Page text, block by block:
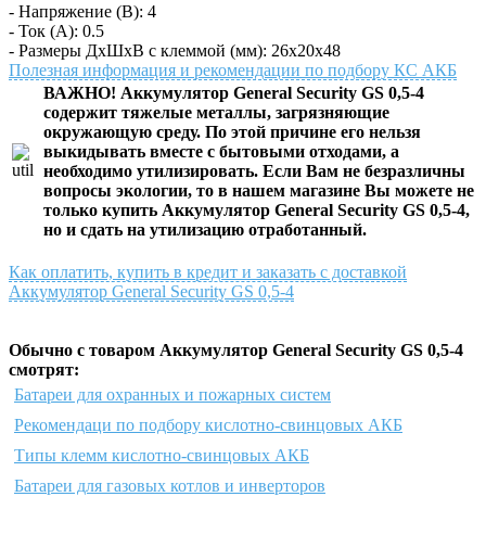
- Напряжение (В): 4
- Ток (А): 0.5
- Размеры ДхШхВ с клеммой (мм): 26х20х48
Полезная информация и рекомендации по подбору КС АКБ
ВАЖНО! Аккумулятор General Security GS 0,5-4
содержит тяжелые металлы, загрязняющие
окружающую среду. По этой причине его нельзя
выкидывать вместе с бытовыми отходами, а
необходимо утилизировать. Если Вам не безразличны
вопросы экологии, то в нашем магазине Вы можете не
только купить Аккумулятор General Security GS 0,5-4,
но и сдать на утилизацию отработанный.
Как оплатить, купить в кредит и заказать с доставкой
Аккумулятор General Security GS 0,5-4
Обычно с товаром Аккумулятор General Security GS 0,5-4
смотрят:
Батареи для охранных и пожарных систем
Рекомендаци по подбору кислотно-свинцовых АКБ
Типы клемм кислотно-свинцовых АКБ
Батареи для газовых котлов и инверторов